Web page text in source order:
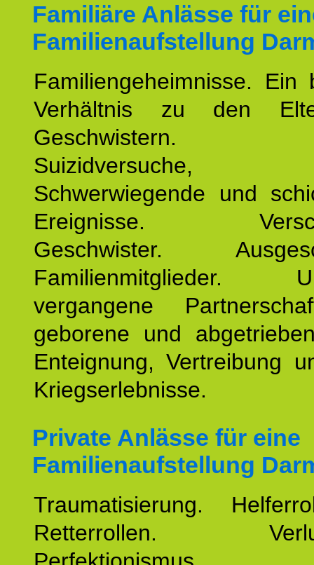
Familiäre Anlässe für
Familienaufstellung
Familiengeheimnisse. Ein
Verhältnis zu den
Geschwistern.
Suizidversuche,
Schwerwiegende und
Ereignisse.
Geschwister.
Familienmitglieder.
vergangene
geborene und
Enteignung, Vertreibung
Kriegserlebnisse.
Private Anlässe für eine
Familienaufstellung
Traumatisierung.
Retterrollen.